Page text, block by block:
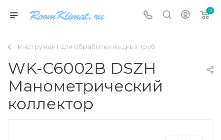
0
Инструмент для обработки медных труб
WK-C6002B DSZH
Манометрический
коллектор